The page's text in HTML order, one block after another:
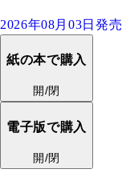
2026年08月03日発売
紙の本で購入
開/閉
電子版で購入
開/閉